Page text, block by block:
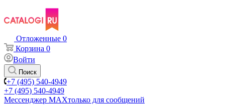
Отложенные 0
Корзина 0
Войти
Поиск
+7 (495) 540-4949
+7 (495) 540-4949
Мессенджер МАХтолько для сообщений